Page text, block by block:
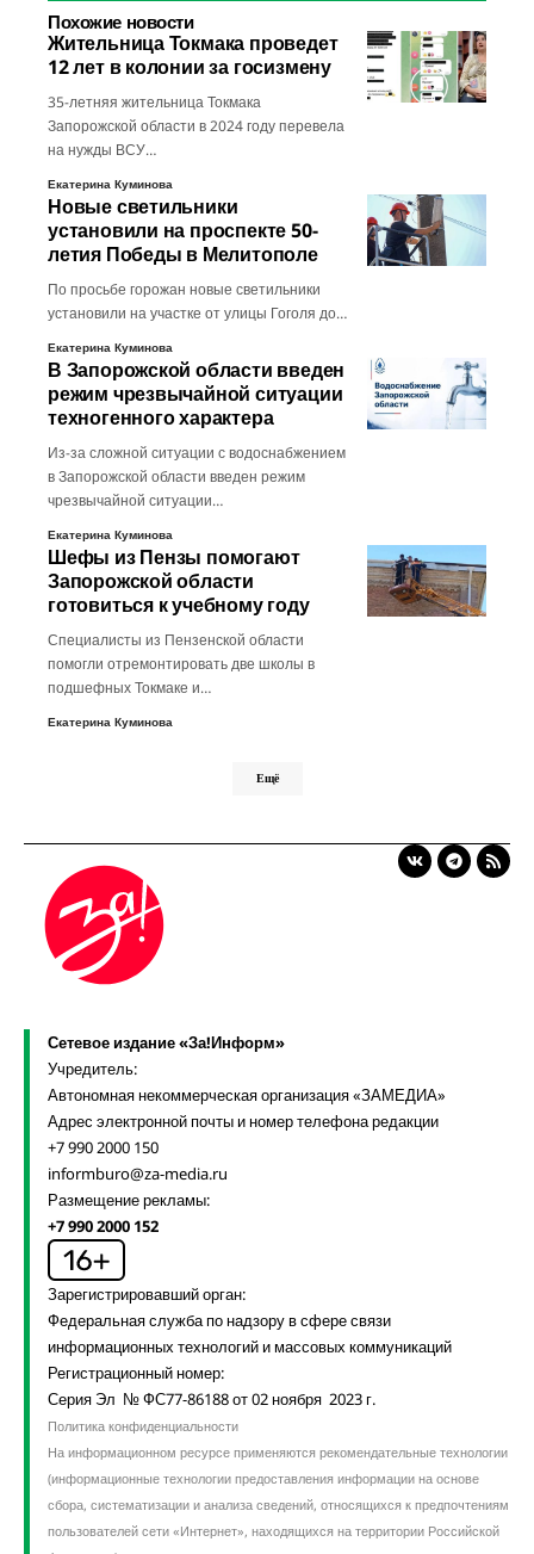
Похожие новости
Жительница Токмака проведет
12 лет в колонии за госизмену
35-летняя жительница Токмака
Запорожской области в 2024 году перевела
на нужды ВСУ…
Екатерина Куминова
Новые светильники
установили на проспекте 50-
летия Победы в Мелитополе
По просьбе горожан новые светильники
установили на участке от улицы Гоголя до…
Екатерина Куминова
В Запорожской области введен
режим чрезвычайной ситуации
техногенного характера
Из-за сложной ситуации с водоснабжением
в Запорожской области введен режим
чрезвычайной ситуации…
Екатерина Куминова
Шефы из Пензы помогают
Запорожской области
готовиться к учебному году
Специалисты из Пензенской области
помогли отремонтировать две школы в
подшефных Токмаке и…
Екатерина Куминова
Ещё
Сетевое издание «За!Информ»
Учредитель:
Автономная некоммерческая организация «ЗАМЕДИА»
Адрес электронной почты и номер телефона редакции
+7 990 2000 150
informburo@za-media.ru
Размещение рекламы:
+7 990 2000 152
Зарегистрировавший орган:
Федеральная служба по надзору в сфере связи
информационных технологий и массовых коммуникаций
Регистрационный номер:
Серия Эл № ФС77-86188 от 02 ноября 2023 г.
Политика конфиденциальности
На информационном ресурсе применяются рекомендательные технологии
(информационные технологии предоставления информации на основе
сбора, систематизации и анализа сведений, относящихся к предпочтениям
пользователей сети «Интернет», находящихся на территории Российской